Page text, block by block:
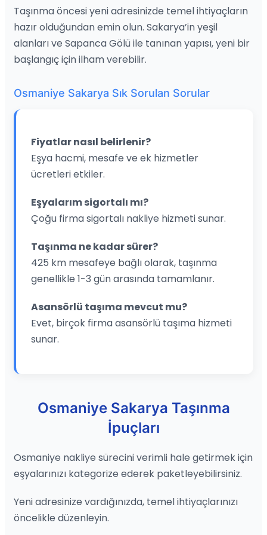
Taşınma öncesi yeni adresinizde temel ihtiyaçların
hazır olduğundan emin olun. Sakarya’in yeşil
alanları ve Sapanca Gölü ile tanınan yapısı, yeni bir
başlangıç için ilham verebilir.
Osmaniye Sakarya Sık Sorulan Sorular
Fiyatlar nasıl belirlenir?
Eşya hacmi, mesafe ve ek hizmetler
ücretleri etkiler.
Eşyalarım sigortalı mı?
Çoğu firma sigortalı nakliye hizmeti sunar.
Taşınma ne kadar sürer?
425 km mesafeye bağlı olarak, taşınma
genellikle 1-3 gün arasında tamamlanır.
Asansörlü taşıma mevcut mu?
Evet, birçok firma asansörlü taşıma hizmeti
sunar.
Osmaniye Sakarya Taşınma
İpuçları
Osmaniye nakliye sürecini verimli hale getirmek için
eşyalarınızı kategorize ederek paketleyebilirsiniz.
Yeni adresinize vardığınızda, temel ihtiyaçlarınızı
öncelikle düzenleyin.